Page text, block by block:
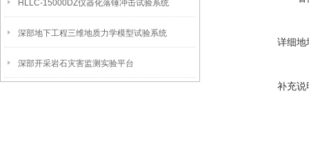
HLLC-15000DZ仪器化落锤冲击试验系统
深部地下工程三维地质力学模型试验系统
深部开采岩石灾害监测实验平台
详细地
补充说